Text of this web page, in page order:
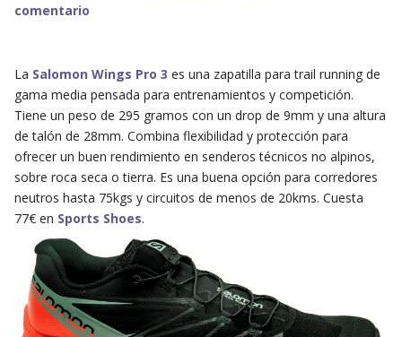
comentario
La Salomon Wings Pro 3 es una zapatilla para trail running de
gama media pensada para entrenamientos y competición.
Tiene un peso de 295 gramos con un drop de 9mm y una altura
de talón de 28mm. Combina flexibilidad y protección para
ofrecer un buen rendimiento en senderos técnicos no alpinos,
sobre roca seca o tierra. Es una buena opción para corredores
neutros hasta 75kgs y circuitos de menos de 20kms. Cuesta
77€ en Sports Shoes.